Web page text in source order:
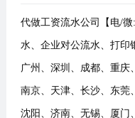
代做工资流水公司【电/微
水、企业对公流水、打印
广州、深圳、成都、重庆
南京、天津、长沙、东莞
沈阳、济南、无锡、厦门